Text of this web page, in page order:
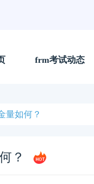
frm考试动态
量如何？
？